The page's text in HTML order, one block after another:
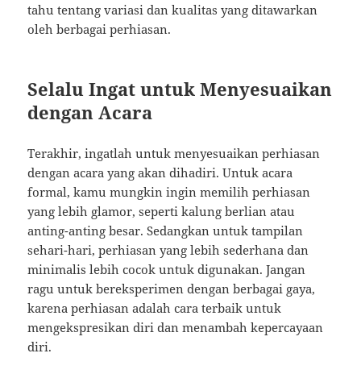
tahu tentang variasi dan kualitas yang ditawarkan
oleh berbagai perhiasan.
Selalu Ingat untuk Menyesuaikan
dengan Acara
Terakhir, ingatlah untuk menyesuaikan perhiasan
dengan acara yang akan dihadiri. Untuk acara
formal, kamu mungkin ingin memilih perhiasan
yang lebih glamor, seperti kalung berlian atau
anting-anting besar. Sedangkan untuk tampilan
sehari-hari, perhiasan yang lebih sederhana dan
minimalis lebih cocok untuk digunakan. Jangan
ragu untuk bereksperimen dengan berbagai gaya,
karena perhiasan adalah cara terbaik untuk
mengekspresikan diri dan menambah kepercayaan
diri.